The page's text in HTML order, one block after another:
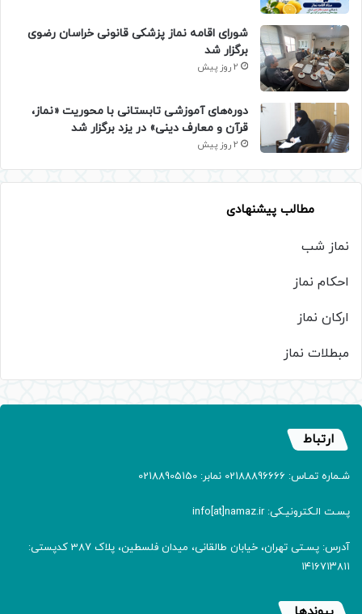
شورای اقامه نماز پزشکی قانونی خراسان رضوی
برگزار شد
2 روز پیش
دوره‌های آموزشی تابستانی با محوریت «نماز،
قرآن و معارف دینی» در یزد برگزار شد
2 روز پیش
مطالب پیشنهادی
نماز شب
احکام نماز
ارکان نماز
مبطلات نماز
ارتباط
شـماره تمـاس: 02188896666 نمابر: 02188905150
پسـت الـکترونیـکی: info[at]namaz.ir
آدرس: پسـتی تهران، خیابان طالقانی، میدان فلسطین، پلاک 387 کدپستی:
۱۴۱۶۷۱۳۸۱۱